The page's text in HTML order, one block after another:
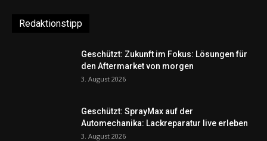
Redaktionstipp
Geschützt: Zukunft im Fokus: Lösungen für
den Aftermarket von morgen
3. August 2026
Geschützt: SprayMax auf der
Automechanika: Lackreparatur live erleben
3. August 2026